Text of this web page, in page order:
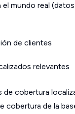
mundo real
de clientes
relevantes
cobertura
cobertura de la